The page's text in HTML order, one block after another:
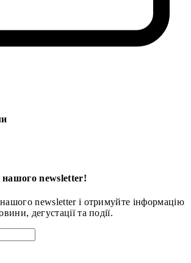
нашого newsletter!
newsletter і отримуйте інформацію
дегустації та події.